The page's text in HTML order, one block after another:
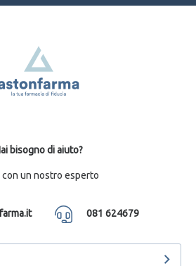
bisogno di aiuto?
con un nostro esperto
081 624679